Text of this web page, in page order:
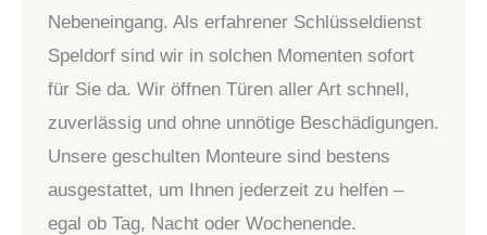
Nebeneingang. Als erfahrener Schlüsseldienst
Speldorf sind wir in solchen Momenten sofort
für Sie da. Wir öffnen Türen aller Art schnell,
zuverlässig und ohne unnötige Beschädigungen.
Unsere geschulten Monteure sind bestens
ausgestattet, um Ihnen jederzeit zu helfen –
egal ob Tag, Nacht oder Wochenende.